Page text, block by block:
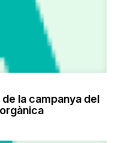
la campanya del